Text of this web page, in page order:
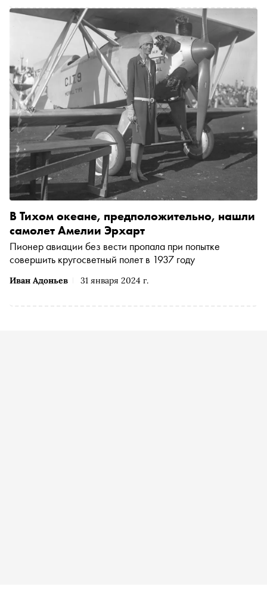
Атлантический океан, и каким был ее последний полет
— в материале «Сноба»
Иван Адоньев 31 января 2024 г.
В Тихом океане, предположительно, нашли
самолет Амелии Эрхарт
Пионер авиации без вести пропала при попытке
совершить кругосветный полет в 1937 году